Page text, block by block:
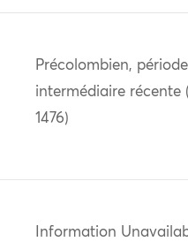
Précolombien, période
intermédiaire récente
1476)
Information